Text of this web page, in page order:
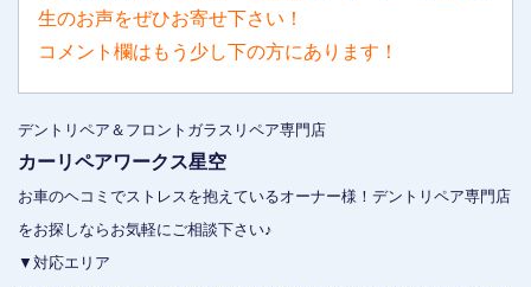
生のお声をぜひお寄せ下さい！
コメント欄はもう少し下の方にあります！
デントリペア＆フロントガラスリペア専門店
カーリペアワークス星空
お車のヘコミでストレスを抱えているオーナー様！デントリペア専門店
をお探しならお気軽にご相談下さい♪
▼対応エリア